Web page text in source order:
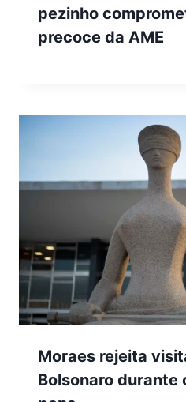
pezinho
precoce da AME
Moraes rejeita
Bolsonaro durante